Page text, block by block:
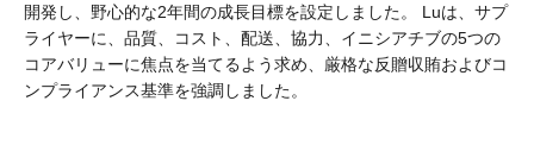
開発し、野心的な2年間の成長目標を設定しました。 Luは、サプ
ライヤーに、品質、コスト、配送、協力、イニシアチブの5つの
コアバリューに焦点を当てるよう求め、厳格な反贈収賄およびコ
ンプライアンス基準を強調しました。